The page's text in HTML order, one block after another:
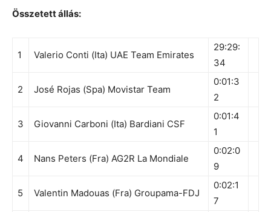
Összetett állás:
1 Valerio Conti (Ita) UAE Team Emirates
29:29:
34
2 José Rojas (Spa) Movistar Team
0:01:3
2
3 Giovanni Carboni (Ita) Bardiani CSF
0:01:4
1
4 Nans Peters (Fra) AG2R La Mondiale
0:02:0
9
5 Valentin Madouas (Fra) Groupama-FDJ
0:02:1
7